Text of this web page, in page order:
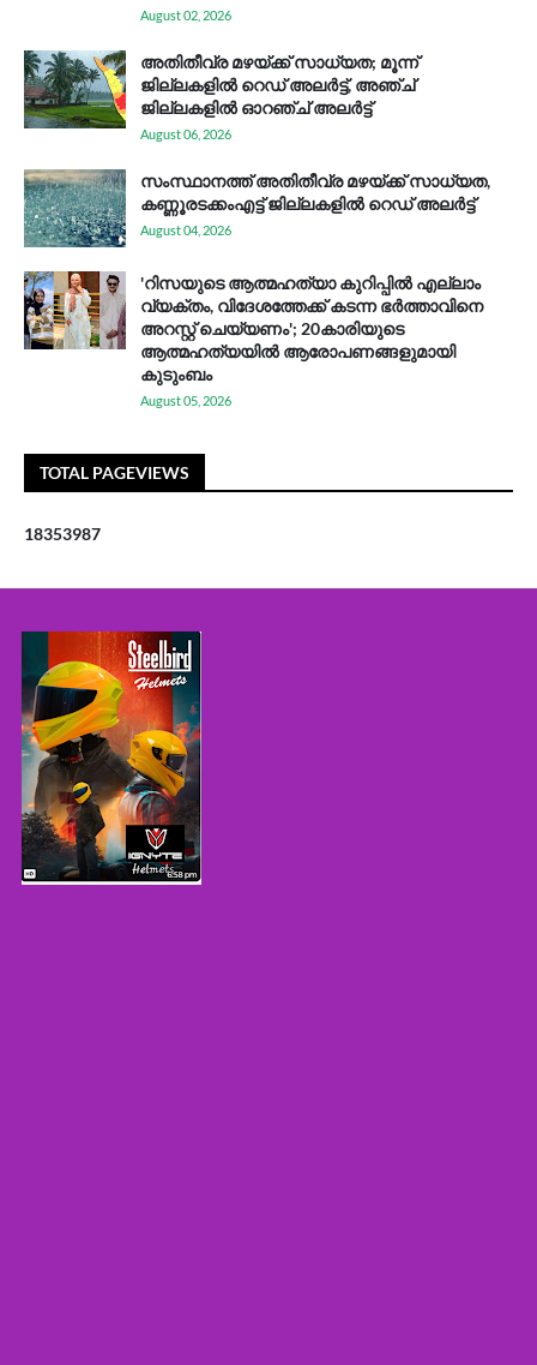
August 02, 2026
അതിതീവ്ര മഴയ്ക്ക് സാധ്യത; മൂന്ന്
ജില്ലകളിൽ റെഡ് അലർട്ട്, അഞ്ച്
ജില്ലകളിൽ ഓറഞ്ച് അലർട്ട്
August 06, 2026
സം​സ്ഥാ​ന​ത്ത് അ​തി​തീ​വ്ര മ​ഴ​യ്ക്ക് സാ​ധ്യ​ത,
കണ്ണൂരടക്കംഎ​ട്ട് ജി​ല്ല​ക​ളി​ൽ റെ​ഡ് അ​ലർ​ട്ട്
August 04, 2026
'റിസയുടെ ആത്മഹത്യാ കുറിപ്പിൽ എല്ലാം
വ്യക്തം, വിദേശത്തേക്ക് കടന്ന ഭർത്താവിനെ
അറസ്റ്റ് ചെയ്യണം'; 20കാരിയുടെ
ആത്മഹത്യയിൽ ആരോപണങ്ങളുമായി
കുടുംബം
August 05, 2026
TOTAL PAGEVIEWS
18353987